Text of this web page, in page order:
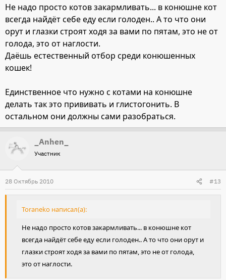
Не надо просто котов закармливать... в конюшне кот
всегда найдёт себе еду если голоден.. А то что они
орут и глазки строят ходя за вами по пятам, это не от
голода, это от наглости.
Даёшь естественный отбор среди конюшенных
кошек!
Единственное что нужно с котами на конюшне
делать так это прививать и глистогонить. В
остальном они должны сами разобраться.
_Anhen_
Участник
28 Октябрь 2010 #13
Toraneko написал(а):
Не надо просто котов закармливать... в конюшне кот
всегда найдёт себе еду если голоден.. А то что они орут и
глазки строят ходя за вами по пятам, это не от голода,
это от наглости.